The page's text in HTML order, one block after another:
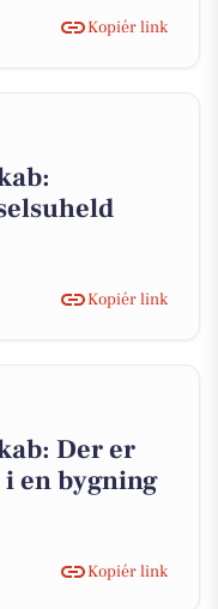
Kopiér link
Kopiér link
Der er
en bygning
Kopiér link